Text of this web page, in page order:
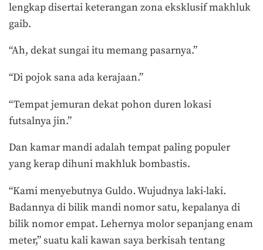
lengkap disertai keterangan zona eksklusif makhluk
gaib.
“Ah, dekat sungai itu memang pasarnya.”
“Di pojok sana ada kerajaan.”
“Tempat jemuran dekat pohon duren lokasi
futsalnya jin.”
Dan kamar mandi adalah tempat paling populer
yang kerap dihuni makhluk bombastis.
“Kami menyebutnya Guldo.Wujudnya laki-laki.
Badannya di bilik mandi nomor satu, kepalanya di
bilik nomor empat. Lehernya molor sepanjang enam
meter,” suatu kali kawan saya berkisah tentang